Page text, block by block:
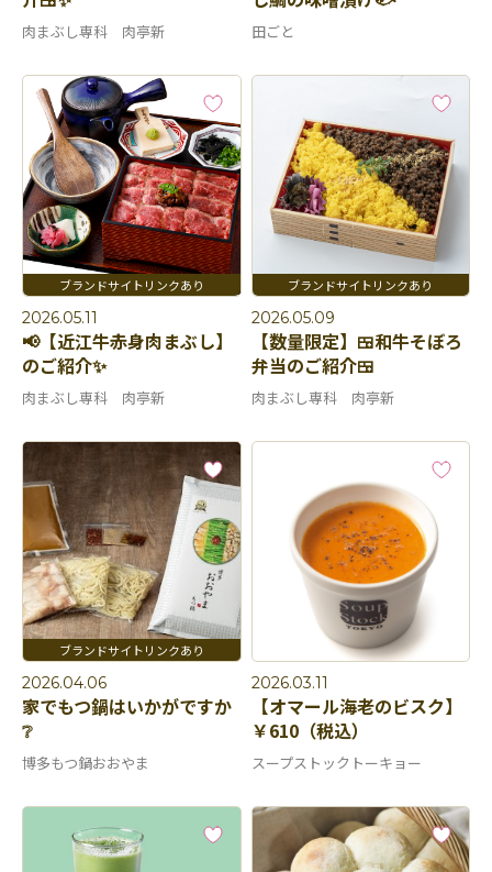
肉まぶし専科 肉亭新 田ごと
2026.05.11
📢【近江牛赤身肉まぶし】
のご紹介✨
肉まぶし専科 肉亭新
2026.05.09
【数量限定】🍱和牛そぼろ
弁当のご紹介🍱
肉まぶし専科 肉亭新
2026.04.06
家でもつ鍋はいかがですか
❔
博多もつ鍋おおやま
2026.03.11
【オマール海老のビスク】
￥610（税込）
スープストックトーキョー